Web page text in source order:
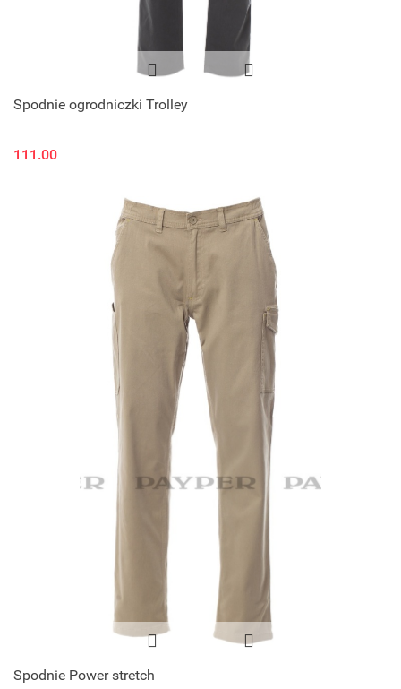
Spodnie ogrodniczki Trolley
111.00
Spodnie Power stretch